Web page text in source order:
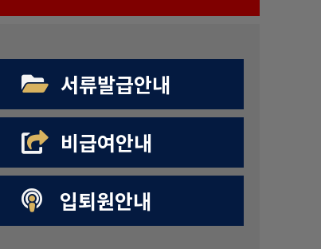
서류발급안내
비급여안내
입퇴원안내